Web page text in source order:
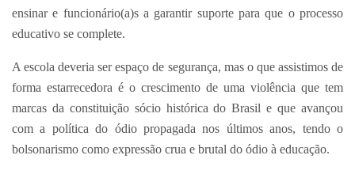
ensinar e funcionário(a)s a garantir suporte para que o processo
educativo se complete.
A escola deveria ser espaço de segurança, mas o que assistimos de
forma estarrecedora é o crescimento de uma violência que tem
marcas da constituição sócio histórica do Brasil e que avançou
com a política do ódio propagada nos últimos anos, tendo o
bolsonarismo como expressão crua e brutal do ódio à educação.